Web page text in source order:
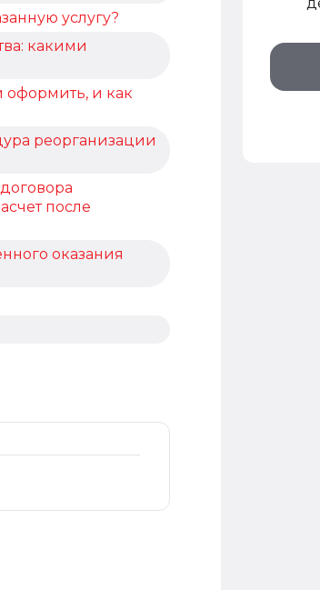
услугу?
какими
оформить, и как
реорганизации
после
оказания